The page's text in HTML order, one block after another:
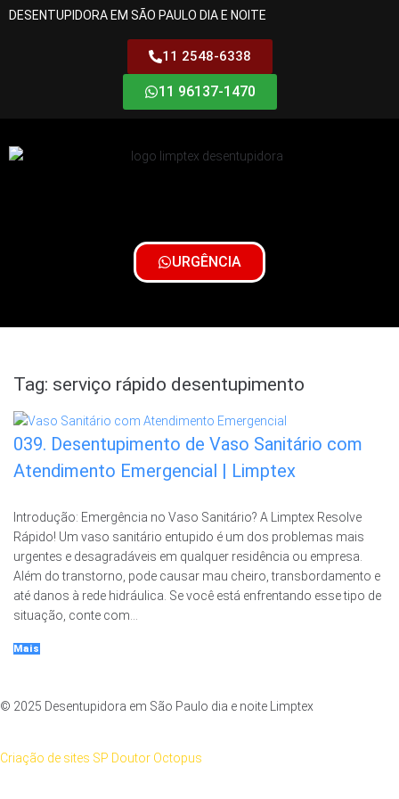
DESENTUPIDORA EM SÃO PAULO DIA E NOITE
11 2548-6338
11 96137-1470
URGÊNCIA
Tag: serviço rápido desentupimento
039. Desentupimento de Vaso Sanitário com
Atendimento Emergencial | Limptex
Introdução: Emergência no Vaso Sanitário? A Limptex Resolve
Rápido! Um vaso sanitário entupido é um dos problemas mais
urgentes e desagradáveis em qualquer residência ou empresa.
Além do transtorno, pode causar mau cheiro, transbordamento e
até danos à rede hidráulica. Se você está enfrentando esse tipo de
situação, conte com...
Mais
© 2025 Desentupidora em São Paulo dia e noite Limptex
Criação de sites SP Doutor Octopus